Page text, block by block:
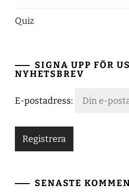
Quiz
SIGNA UPP FÖR
NYHETSBREV
E-postadress:
SENASTE